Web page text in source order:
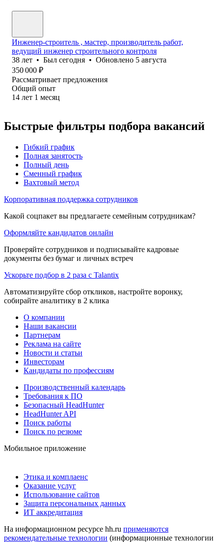
Инженер-строитель , мастер, производитель работ,
ведущий инженер строительного контроля
38 лет • Был сегодня • Обновлено 5 августа
350 000 ₽
Рассматривает предложения
Общий опыт
14 лет 1 месяц
Быстрые фильтры подбора вакансий
Гибкий график
Полная занятость
Полный день
Сменный график
Вахтовый метод
Корпоративная поддержка сотрудников
Какой соцпакет вы предлагаете семейным сотрудникам?
Оформляйте кандидатов онлайн
Проверяйте сотрудников и подписывайте кадровые
документы без бумаг и личных встреч
Ускорьте подбор в 2 раза с Talantix
Автоматизируйте сбор откликов, настройте воронку,
собирайте аналитику в 2 клика
О компании
Наши вакансии
Партнерам
Реклама на сайте
Новости и статьи
Инвесторам
Кандидаты по профессиям
Производственный календарь
Требования к ПО
Безопасный HeadHunter
HeadHunter API
Поиск работы
Поиск по резюме
Мобильное приложение
Этика и комплаенс
Оказание услуг
Использование сайтов
Защита персональных данных
ИТ аккредитация
На информационном ресурсе hh.ru применяются
рекомендательные технологии (информационные технологии